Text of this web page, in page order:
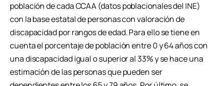
población de cada CCAA (datos poblacionales del INE)
con la base estatal de personas con valoración de
discapacidad por rangos de edad. Para ello se tiene en
cuenta el porcentaje de población entre 0 y 64 años con
una discapacidad igual o superior al 33% y se hace una
estimación de las personas que pueden ser